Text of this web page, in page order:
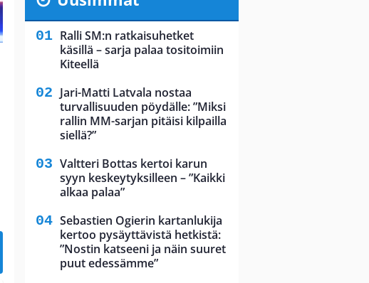
Ralli SM:n ratkaisuhetket
käsillä – sarja palaa tositoimiin
Kiteellä
Jari-Matti Latvala nostaa
turvallisuuden pöydälle: ”Miksi
rallin MM-sarjan pitäisi kilpailla
siellä?”
Valtteri Bottas kertoi karun
syyn keskeytyksilleen – ”Kaikki
alkaa palaa”
Sebastien Ogierin kartanlukija
kertoo pysäyttävistä hetkistä:
”Nostin katseeni ja näin suuret
puut edessämme”